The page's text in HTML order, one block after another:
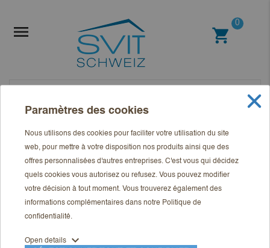
 shopping_cart
0
Paramètres des cookies
Nous utilisons des cookies pour faciliter votre utilisation du site
web, pour mettre à votre disposition nos produits ainsi que des
offres personnalisées d'autres entreprises. C'est vous qui décidez
quels cookies vous autorisez ou refusez. Vous pouvez modifier
votre décision à tout moment. Vous trouverez également des
informations complémentaires dans notre Politique de
confidentialité.
Open details expand_more